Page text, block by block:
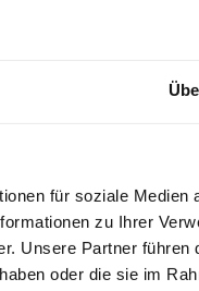
für soziale Medien
zu Ihrer
Unsere Partner führen
oder die sie im